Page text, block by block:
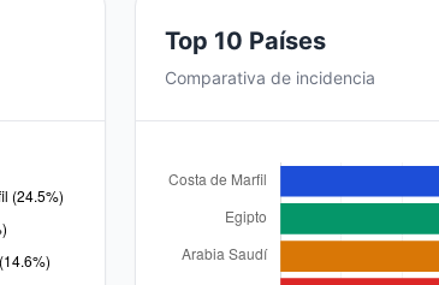
Top 10 Países
Comparativa de incidencia